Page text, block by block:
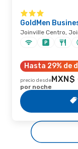
GoldMen
Joinville Centro,
Hasta 29% de
precio desdeMXN$
por noche